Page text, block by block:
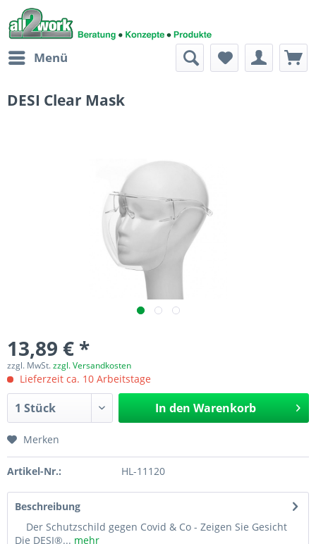
Menü
DESI Clear Mask
13,89 € *
zzgl. MwSt.zzgl. Versandkosten
Lieferzeit ca. 10 Arbeitstage
In den Warenkorb
Merken
Artikel-Nr.: HL-11120
Beschreibung
Der Schutzschild gegen Covid & Co - Zeigen Sie Gesicht
Die DESI®... mehr